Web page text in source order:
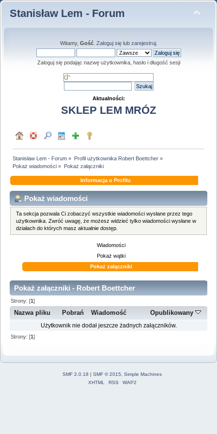
Stanisław Lem - Forum
Witamy, Gość. Zaloguj sięlub zarejestruj.
Zaloguj się podając nazwę użytkownika, hasło i długość sesji
Aktualności:
SKLEP LEM MRÓZ
Stanisław Lem - Forum » Profil użytkownika Robert Boettcher»
Pokaż wiadomości » Pokaż załączniki
Informacja o Profilu
Pokaż wiadomości
Ta sekcja pozwala Ci zobaczyć wszystkie wiadomości wysłane przez tego
użytkownika. Zwróć uwagę, że możesz widzieć tylko wiadomości wysłane w
działach do których masz aktualnie dostęp.
Wiadomości
Pokaż wątki
Pokaż załączniki
Pokaż załączniki - Robert Boettcher
Strony: [1]
Nazwa pliku Pobrań Wiadomość Opublikowany
Użytkownik nie dodał jeszcze żadnych załączników.
Strony: [1]
SMF 2.0.18 | SMF © 2015
Simple Machines
XHTML
RSS WAP2